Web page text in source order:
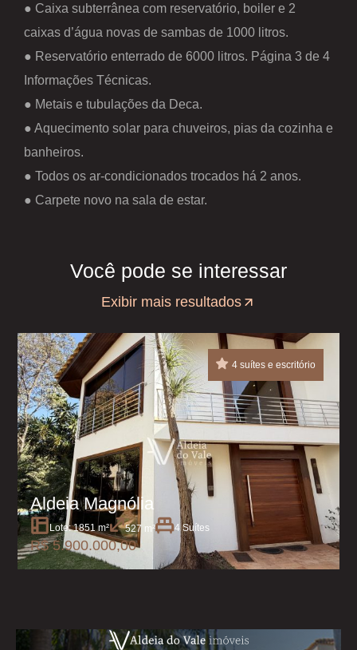
● Caixa subterrânea com reservatório, boiler e 2
caixas d’água novas de sambas de 1000 litros.
● Reservatório enterrado de 6000 litros. Página 3 de 4
Informações Técnicas.
● Metais e tubulações da Deca.
● Aquecimento solar para chuveiros, pias da cozinha e
banheiros.
● Todos os ar-condicionados trocados há 2 anos.
● Carpete novo na sala de estar.
Você pode se interessar
Exibir mais resultados
4 suítes e escritório
Aldeia Magnólia
Lote: 1851 m² 527 m² 4 Suítes
R$ 5.900.000,00